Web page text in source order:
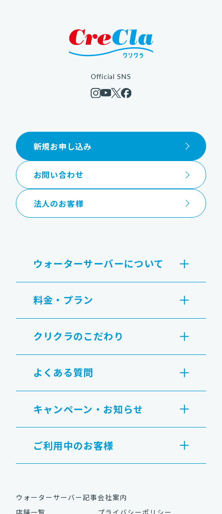
Official SNS
新規お申し込み
お問い合わせ
法人のお客様
ウォーターサーバーについて
料金・プラン
クリクラのこだわり
よくある質問
キャンペーン・お知らせ
ご利用中のお客様
ウォーターサーバー記事会社案内